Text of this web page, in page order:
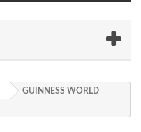
GUINNESS WORLD